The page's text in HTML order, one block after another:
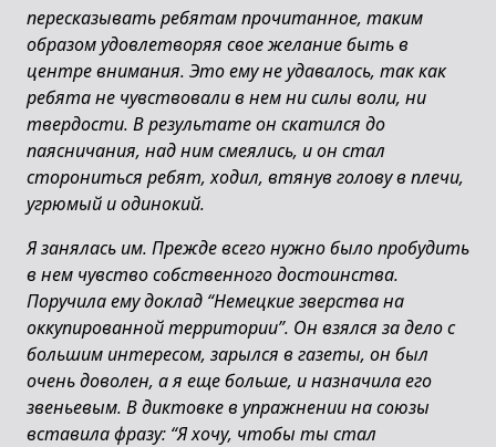
пересказывать ребятам прочитанное, таким
образом удовлетворяя свое желание быть в
центре внимания. Это ему не удавалось, так как
ребята не чувствовали в нем ни силы воли, ни
твердости. В результате он скатился до
паясничания, над ним смеялись, и он стал
сторониться ребят, ходил, втянув голову в плечи,
угрюмый и одинокий.
Я занялась им. Прежде всего нужно было пробудить
в нем чувство собственного достоинства.
Поручила ему доклад “Немецкие зверства на
оккупированной территории”. Он взялся за дело с
большим интересом, зарылся в газеты, он был
очень доволен, а я еще больше, и назначила его
звеньевым. В диктовке в упражнении на союзы
вставила фразу: “Я хочу, чтобы ты стал